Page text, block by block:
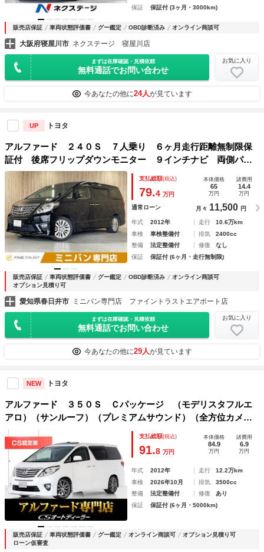
保証
保証付 (3ヶ月・3000km)
販売店保証 車両状態評価書 グー鑑定 OBD診断済み オンライン商談可
大阪府寝屋川市 ネクステージ 寝屋川店
まずは在庫確認・見積依頼
無料通話でお問い合わせ
お気に入り
今あなたの他に24人が見ています
UP トヨタ
アルファード ２４０Ｓ ７人乗り ６ヶ月走行距離無制限保
証付 後席フリップダウンモニター ９インチナビ 両側パワ
ースライドドア 純正１８インチアルミ 禁煙車 ＨＩＤヘッ
ド バックカメラ スマートキー Ｗエアコン オットマン
ＥＴＣ
支払総額(税込)
79.4 万円
本体価格
65
万円
諸費用
14.4
万円
通常ローン 月々 11,500 円
年式 2012年 走行
10.6万km
車検
車検整備付 排気
2400cc
整備
法定整備付 修復
なし
保証
保証付 (6ヶ月・走行無制限)
販売店保証 車両状態評価書 グー鑑定 OBD診断済み
オンライン商談可
オプション見積り可
愛知県春日井市 ミニバン専門店 ファイントラストエアポート店
まずは在庫確認・見積依頼
無料通話でお問い合わせ
お気に入り
今あなたの他に29人が見ています
NEW トヨタ
アルファード ３５０Ｓ Ｃパッケージ （モデリスタフルエ
アロ）（サンルーフ）（プレミアムサウンド）（全方位カメ
ラ）後席モニター／ロクサーニ１９インチアルミ／両側自動ド
ア／パワーバックドア／エグゼクティブシート／ＡＣ１００Ｖ
電源／
支払総額(税込)
91.8 万円
本体価格
84.9
万円
諸費用
6.9
万円
年式 2012年 走行
12.2万km
車検
2026年10月 排気
3500cc
整備
法定整備付 修復
あり
保証
保証付 (6ヶ月・5000km)
販売店保証 車両状態評価書 グー鑑定 オンライン商談可
オプション見積り可
ローン仮審査